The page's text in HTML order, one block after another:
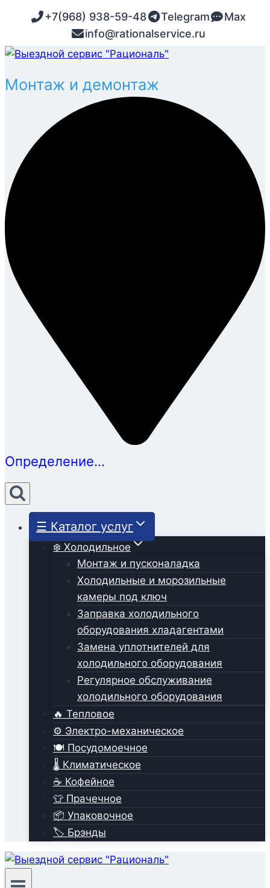
Перейти
содержимому
+7(968) 938-59-48 Telegram
Max
info@rationalservice.ru
Монтаж и демонтаж
Определение...
☰ Каталог услуг
❄️ Холодильное
Монтаж и пусконаладка
Холодильные и морозильные
камеры под ключ
Заправка холодильного
оборудования хладагентами
Замена уплотнителей для
холодильного оборудования
Регулярное обслуживание
холодильного оборудования
🔥 Тепловое
⚙️ Электро-механическое
🍽️ Посудомоечное
🌡️ Климатическое
☕ Кофейное
👕 Прачечное
📦 Упаковочное
🏷️ Брэнды